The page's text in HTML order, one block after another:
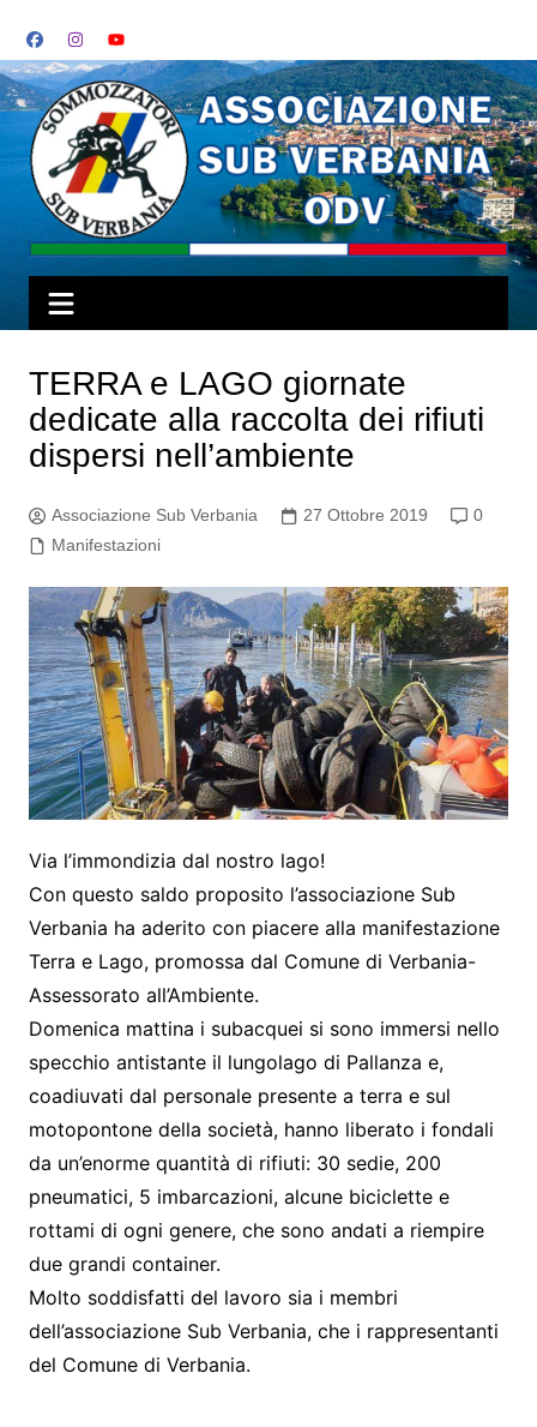
contenuto
TERRA e LAGO giornate
dedicate alla raccolta dei rifiuti
dispersi nell’ambiente
Associazione Sub Verbania 27 Ottobre 2019
0
Manifestazioni
Via l’immondizia dal nostro lago!
Con questo saldo proposito l’associazione Sub
Verbania ha aderito con piacere alla manifestazione
Terra e Lago, promossa dal Comune di Verbania-
Assessorato all’Ambiente.
Domenica mattina i subacquei si sono immersi nello
specchio antistante il lungolago di Pallanza e,
coadiuvati dal personale presente a terra e sul
motopontone della società, hanno liberato i fondali
da un’enorme quantità di rifiuti: 30 sedie, 200
pneumatici, 5 imbarcazioni, alcune biciclette e
rottami di ogni genere, che sono andati a riempire
due grandi container.
Molto soddisfatti del lavoro sia i membri
dell’associazione Sub Verbania, che i rappresentanti
del Comune di Verbania.